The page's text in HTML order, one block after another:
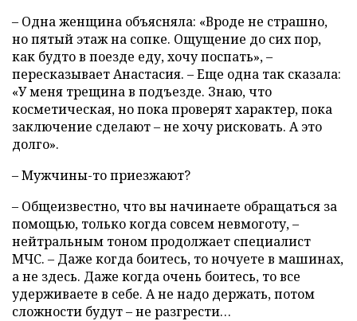
– Одна женщина объясняла: «Вроде не страшно,
но пятый этаж на сопке. Ощущение до сих пор,
как будто в поезде еду, хочу поспать», –
пересказывает Анастасия. – Еще одна так сказала:
«У меня трещина в подъезде. Знаю, что
косметическая, но пока проверят характер, пока
заключение сделают – не хочу рисковать. А это
долго».
– Мужчины-то приезжают?
– Общеизвестно, что вы начинаете обращаться за
помощью, только когда совсем невмоготу, –
нейтральным тоном продолжает специалист
МЧС. – Даже когда боитесь, то ночуете в машинах,
а не здесь. Даже когда очень боитесь, то все
удерживаете в себе. А не надо держать, потом
сложности будут – не разгрести…